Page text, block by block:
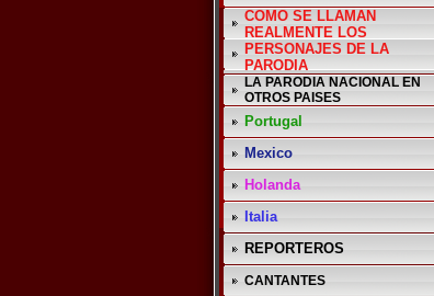
COMO SE LLAMAN
REALMENTE LOS
PERSONAJES DE LA
PARODIA
LA PARODIA NACIONAL EN
OTROS PAISES
Portugal
Mexico
Holanda
Italia
REPORTEROS
CANTANTES